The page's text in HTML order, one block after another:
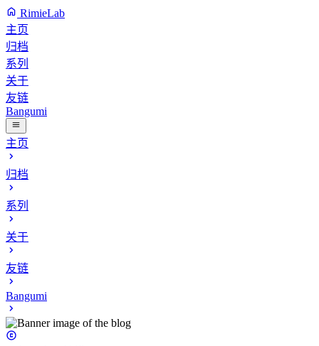
RimieLab
主页
归档
系列
关于
友链
Bangumi
主页
归档
系列
关于
友链
Bangumi